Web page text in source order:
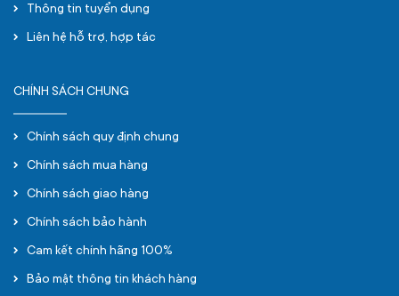
Thông tin tuyển dụng
Liên hệ hỗ trợ, hợp tác
CHÍNH SÁCH CHUNG
Chính sách quy định chung
Chính sách mua hàng
Chính sách giao hàng
Chính sách bảo hành
Cam kết chính hãng 100%
Bảo mật thông tin khách hàng